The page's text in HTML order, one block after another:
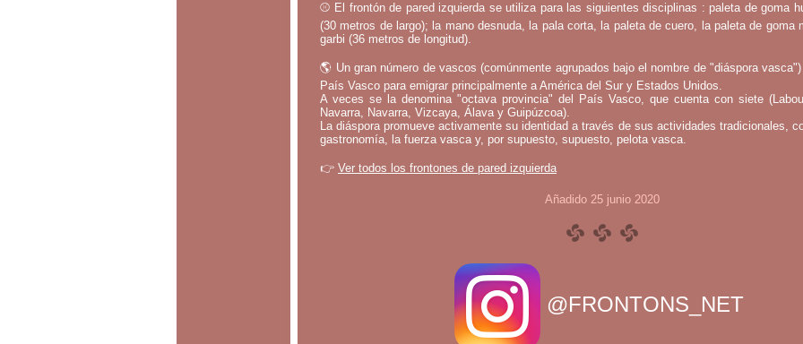
⚾ El frontón de pared izquierda se utiliza para las siguientes disciplinas : paleta de goma
(30 metros de largo); la mano desnuda, la pala corta, la paleta de cuero, la paleta de goma
garbi (36 metros de longitud).
🌎 Un gran número de vascos (comúnmente agrupados bajo el nombre de "diáspora
País Vasco para emigrar principalmente a América del Sur y Estados Unidos.
A veces se la denomina "octava provincia" del País Vasco, que cuenta con siete
Navarra, Navarra, Vizcaya, Álava y Guipúzcoa).
La diáspora promueve activamente su identidad a través de sus actividades tradicionales,
gastronomía, la fuerza vasca y, por supuesto, supuesto, pelota vasca.
👉 Ver todos los frontones de pared izquierda
Añadido 25 junio 2020
@FRONTONS_NET